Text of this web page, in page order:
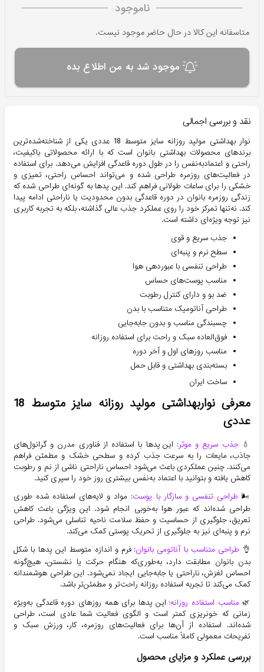
ناموجود
متاسفانه این کالا در حال حاضر موجود نیست.
موجود شد به من اطلاع بده
نقد و بررسی اجمالی
نوار بهداشتی مولپد روزانه سایز متوسط 18 عددی یکی از شناخته‌شده‌ترین
برندهای محصولات بهداشتی بانوان است که با ارائه محصولاتی باکیفیت،
راحتی و اعتمادبه‌نفس را در طول دوره قاعدگی افزایش می‌دهد. برای استفاده
در فعالیت‌های روزمره طراحی شده و می‌تواند احساس راحتی، تمیزی و
خشکی را برای ساعات طولانی فراهم کند. این پدها به گونه‌ای طراحی شده که
زندگی روزمره بانوان در دوره قاعدگی بدون محدودیت یا ناراحتی ادامه پیدا
کند. نه‌تنها تمرکز خود را روی عملکرد جذب عالی گذاشته، بلکه به تجربه کاربری
نیز توجه ویژه‌ای داشته است.
جذب سریع و قوی
سطح نرم و پنبه‌ای
طراحی تنفسی با عبوردهی هوا
مناسب پوست‌های حساس
ضد بو و دارای کنترل رطوبت
طراحی آناتومیک متناسب با بدن
چسبندگی مناسب و بدون جابه‌جایی
فوق‌العاده سبک و راحت برای استفاده روزانه
مناسب روزهای اول و آخر دوره
بسته‌بندی بهداشتی و قابل حمل
ساخت ایران
معرفی نواربهداشتی مولپد روزانه سایز متوسط 18
عددی
💧جذب سریع و موثر: این پدها با استفاده از فناوری مدرن و گرانول‌های
جاذب، مایعات را به سرعت جذب کرده و سطحی خشک و مطمئن فراهم
می‌کنند. چنین عملکردی باعث می‌شود احساس ناراحتی ناشی از نم و رطوبت
کاهش یافته و بتوانید با اعتماد به‌نفس بیشتری روز خود را سپری کنید.
🌬️طراحی تنفسی و سازگار با پوست: مواد و لایه‌های استفاده شده طوری
طراحی شده‌اند که عبور هوا به‌خوبی انجام شود. این ویژگی باعث کاهش
تعریق، جلوگیری از حساسیت و حفظ سلامت ناحیه تناسلی می‌شود. طراحی
نرم و پنبه‌ای نیز به جلوگیری از تحریک پوستی کمک می‌کند.
👌 طراحی متناسب با آناتومی بانوان: فرم و اندازه متوسط این پدها با شکل
بدن بانوان مطابقت دارد، به‌طوری‌که هنگام حرکت یا نشستن، هیچ‌گونه
احساس لغزش، ناراحتی یا جابه‌جایی ایجاد نمی‌شود. این طراحی هوشمندانه
کمک می‌کند تا تجربه استفاده روزانه راحت‌تر و مطمئن‌تر باشد.
🌿مناسب استفاده روزانه: این پدها برای همه روزهای دوره قاعدگی به‌ویژه
زمانی که خونریزی کمتر است و الگوی فعالیت شما عادی است، طراحی
شده‌اند. استفاده از آن‌ها برای فعالیت‌های روزمره، کار، ورزش سبک و
تفریحات معمولی کاملاً مناسب است.
بررسی عملکرد و مزایای محصول